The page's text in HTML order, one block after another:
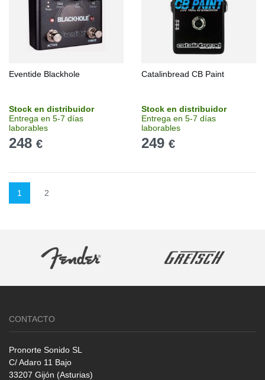
Eventide Blackhole
Stock en distribuidor
Entrega en 5-7 días
laborables
248 €
Catalinbread CB Paint
Stock en distribuidor
Entrega en 5-7 días
laborables
249 €
1 2
CONTACTO
Pronorte Sonido SL
C/ Adaro 11 Bajo
33207 Gijón (Asturias)